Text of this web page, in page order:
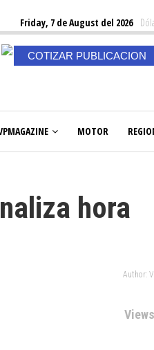
Friday, 7 de August del 2026
COTIZAR PUBLICACION
MOTOR
hora
Author: